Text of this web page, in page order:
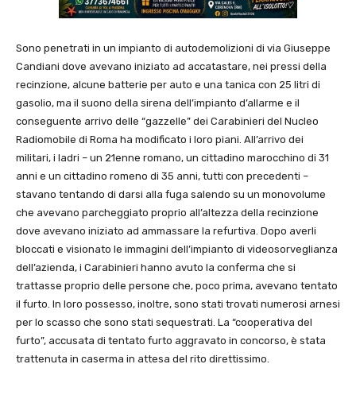
Sono penetrati in un impianto di autodemolizioni di via Giuseppe
Candiani dove avevano iniziato ad accatastare, nei pressi della
recinzione, alcune batterie per auto e una tanica con 25 litri di
gasolio, ma il suono della sirena dell’impianto d’allarme e il
conseguente arrivo delle “gazzelle” dei Carabinieri del Nucleo
Radiomobile di Roma ha modificato i loro piani. All’arrivo dei
militari, i ladri – un 21enne romano, un cittadino marocchino di 31
anni e un cittadino romeno di 35 anni, tutti con precedenti –
stavano tentando di darsi alla fuga salendo su un monovolume
che avevano parcheggiato proprio all’altezza della recinzione
dove avevano iniziato ad ammassare la refurtiva. Dopo averli
bloccati e visionato le immagini dell’impianto di videosorveglianza
dell’azienda, i Carabinieri hanno avuto la conferma che si
trattasse proprio delle persone che, poco prima, avevano tentato
il furto. In loro possesso, inoltre, sono stati trovati numerosi arnesi
per lo scasso che sono stati sequestrati. La “cooperativa del
furto”, accusata di tentato furto aggravato in concorso, è stata
trattenuta in caserma in attesa del rito direttissimo.